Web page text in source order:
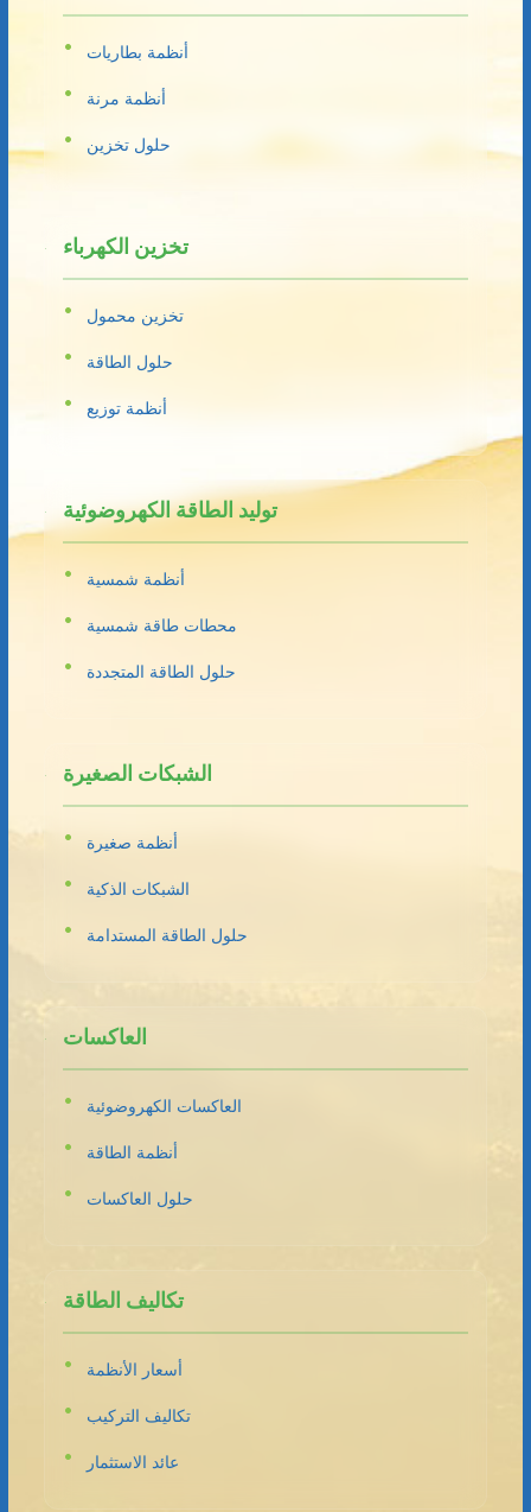
أنظمة بطاريات
أنظمة مرنة
حلول تخزين
تخزين الكهرباء
تخزين محمول
حلول الطاقة
أنظمة توزيع
توليد الطاقة الكهروضوئية
أنظمة شمسية
محطات طاقة شمسية
حلول الطاقة المتجددة
الشبكات الصغيرة
أنظمة صغيرة
الشبكات الذكية
حلول الطاقة المستدامة
العاكسات
العاكسات الكهروضوئية
أنظمة الطاقة
حلول العاكسات
تكاليف الطاقة
أسعار الأنظمة
تكاليف التركيب
عائد الاستثمار